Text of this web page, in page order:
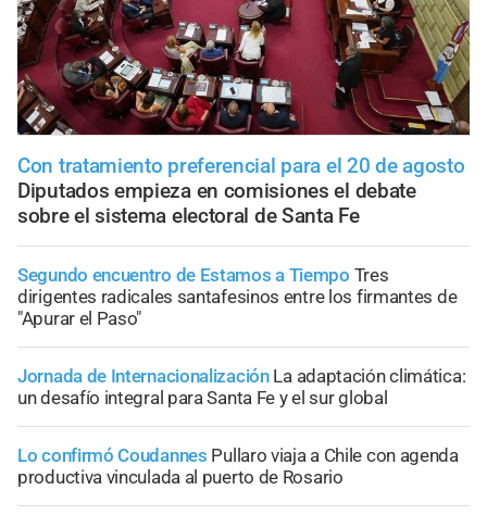
Con tratamiento preferencial para el 20 de agosto
Diputados empieza en comisiones el debate
sobre el sistema electoral de Santa Fe
Segundo encuentro de Estamos a Tiempo Tres
dirigentes radicales santafesinos entre los firmantes de
"Apurar el Paso"
Jornada de Internacionalización La adaptación climática:
un desafío integral para Santa Fe y el sur global
Lo confirmó Coudannes Pullaro viaja a Chile con agenda
productiva vinculada al puerto de Rosario